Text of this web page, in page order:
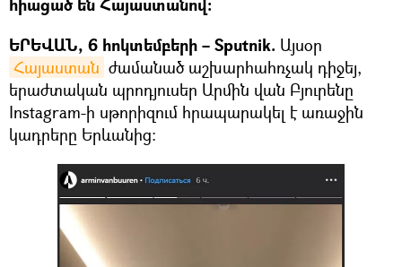
հիացած են Հայաստանով։
ԵՐԵՎԱՆ, 6 հոկտեմբերի – Sputnik. Այսօր
Հայաստան ժամանած աշխարհահռչակ դիջեյ,
երաժտական պրոդյուսեր Արմին վան Բյուրենը
Instagram-ի սթորիզում հրապարակել է առաջին
կադրերը Երևանից։